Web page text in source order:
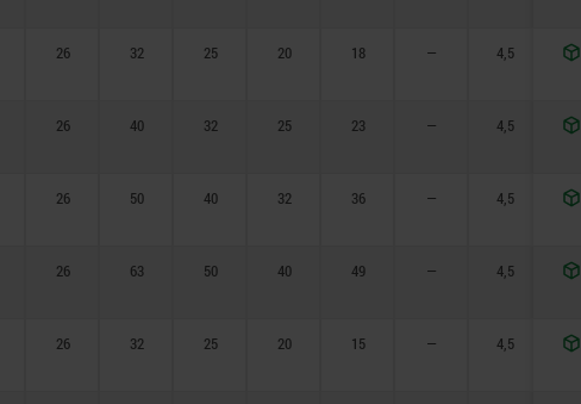
26 32 25 20 18 — 4,5 85
26 40 32 25 23 — 4,5 85
26 50 40 32 36 — 4,5 85
26 63 50 40 49 — 4,5 85
26 32 25 20 15 — 4,5 85